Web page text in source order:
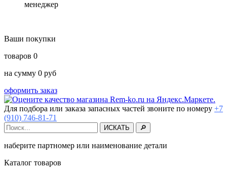
менеджер
Ваши покупки
товаров 0
на сумму 0 руб
оформить заказ
Для подбора или заказа запасных частей звоните по номеру +7
(910) 746-81-71
наберите партномер или наименование детали
Каталог товаров